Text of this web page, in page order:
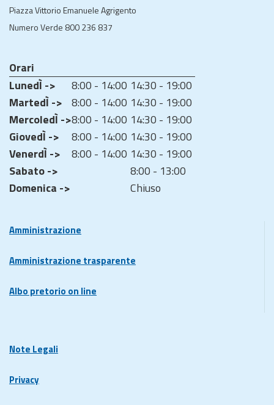
Piazza Vittorio Emanuele Agrigento
Numero Verde 800 236 837
Orari
LunedÌ ->
8:00 - 14:00 14:30 - 19:00
MartedÌ -> 8:00 - 14:00 14:30 - 19:00
MercoledÌ ->8:00 - 14:00 14:30 - 19:00
GiovedÌ ->
8:00 - 14:00 14:30 - 19:00
VenerdÌ ->
8:00 - 14:00 14:30 - 19:00
Sabato ->
8:00 - 13:00
Domenica ->
Chiuso
Amministrazione
Amministrazione trasparente
Albo pretorio on line
Note Legali
Privacy